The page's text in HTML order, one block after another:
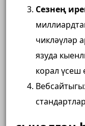
Сезнең
чикләүләр
язуда
корал үсеш